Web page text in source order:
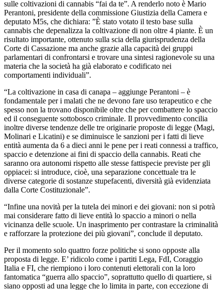
sulle coltivazioni di cannabis “fai da te”. A renderlo noto è Mario
Perantoni, presidente della commissione Giustizia della Camera e
deputato M5s, che dichiara: ”È stato votato il testo base sulla
cannabis che depenalizza la coltivazione di non oltre 4 piante. È un
risultato importante, ottenuto sulla scia della giurisprudenza della
Corte di Cassazione ma anche grazie alla capacità dei gruppi
parlamentari di confrontarsi e trovare una sintesi ragionevole su una
materia che la società ha già elaborato e codificato nei
comportamenti individuali”.
“La coltivazione in casa di canapa – aggiunge Perantoni – è
fondamentale per i malati che ne devono fare uso terapeutico e che
spesso non la trovano disponibile oltre che per combattere lo spaccio
ed il conseguente sottobosco criminale. Il provvedimento concilia
inoltre diverse tendenze delle tre originarie proposte di legge (Magi,
Molinari e Licatini) e se diminuisce le sanzioni per i fatti di lieve
entità aumenta da 6 a dieci anni le pene per i reati connessi a traffico,
spaccio e detenzione ai fini di spaccio della cannabis. Reati che
saranno ora autonomi rispetto alle stesse fattispecie previste per gli
oppiacei: si introduce, cioè, una separazione concettuale tra le
diverse categorie di sostanze stupefacenti, diversità già evidenziata
dalla Corte Costituzionale”.
“Infine una novità per la tutela dei minori e dei giovani: non si potrà
mai considerare fatto di lieve entità lo spaccio a minori o nella
vicinanza delle scuole. Un inasprimento per contrastare la criminalità
e rafforzare la protezione dei più giovani”, conclude il deputato.
Per il momento solo quattro forze politiche si sono opposte alla
proposta di legge. E’ ridicolo come i partiti Lega, FdI, Coraggio
Italia e FI, che riempiono i loro contenuti elettorali con la loro
fantomatica “guerra allo spaccio”, soprattutto quello di quartiere, si
siano opposti ad una legge che lo limita in parte, con eccezione di